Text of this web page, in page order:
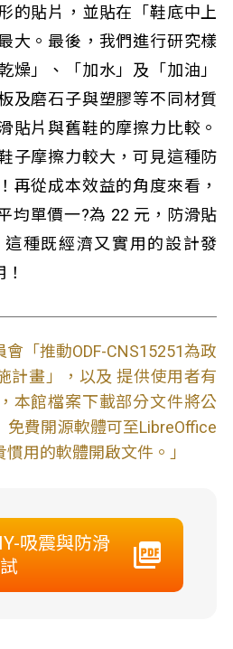
的貼片，並貼在「鞋底中上
大。最後，我們進行研究樣
燥」、「加水」及「加油」
及磨石子與塑膠等不同材質
貼片與舊鞋的摩擦力比較。
子摩擦力較大，可見這種防
再從成本效益的角度來看，
均單價一?為 22 元，防滑貼
種既經濟又實用的設計發
會「推動ODF-CNS15251為政
計畫」，以及 提供使用者有
本館檔案下載部分文件將公
免費開源軟體可至LibreOffice
用的軟體開啟文件。」
吸震與防滑